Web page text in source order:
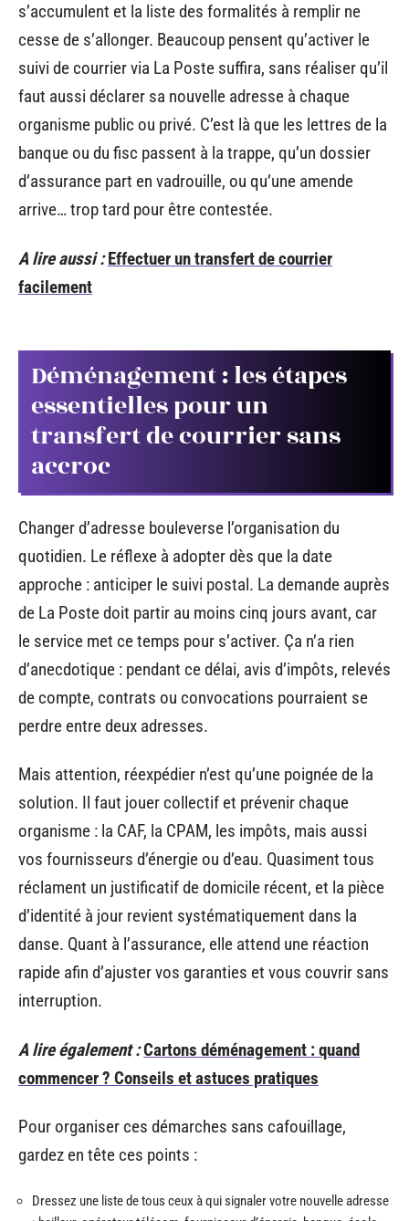
s’accumulent et la liste des formalités à remplir ne
cesse de s’allonger. Beaucoup pensent qu’activer le
suivi de courrier via La Poste suffira, sans réaliser qu’il
faut aussi déclarer sa nouvelle adresse à chaque
organisme public ou privé. C’est là que les lettres de la
banque ou du fisc passent à la trappe, qu’un dossier
d’assurance part en vadrouille, ou qu’une amende
arrive… trop tard pour être contestée.
A lire aussi : Effectuer un transfert de courrier
facilement
Déménagement : les étapes
essentielles pour un
transfert de courrier sans
accroc
Changer d’adresse bouleverse l’organisation du
quotidien. Le réflexe à adopter dès que la date
approche : anticiper le suivi postal. La demande auprès
de La Poste doit partir au moins cinq jours avant, car
le service met ce temps pour s’activer. Ça n’a rien
d’anecdotique : pendant ce délai, avis d’impôts, relevés
de compte, contrats ou convocations pourraient se
perdre entre deux adresses.
Mais attention, réexpédier n’est qu’une poignée de la
solution. Il faut jouer collectif et prévenir chaque
organisme : la CAF, la CPAM, les impôts, mais aussi
vos fournisseurs d’énergie ou d’eau. Quasiment tous
réclament un justificatif de domicile récent, et la pièce
d’identité à jour revient systématiquement dans la
danse. Quant à l’assurance, elle attend une réaction
rapide afin d’ajuster vos garanties et vous couvrir sans
interruption.
A lire également :Cartons déménagement : quand
commencer ? Conseils et astuces pratiques
Pour organiser ces démarches sans cafouillage,
gardez en tête ces points :
Dressez une liste de tous ceux à qui signaler votre nouvelle adresse